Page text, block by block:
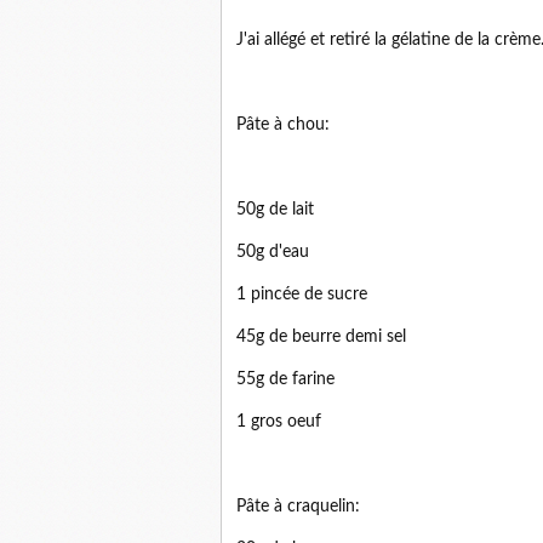
J'ai allégé et retiré la gélatine de la crème.
Pâte à chou:
50g de lait
50g d'eau
1 pincée de sucre
45g de beurre demi sel
55g de farine
1 gros oeuf
Pâte à craquelin: